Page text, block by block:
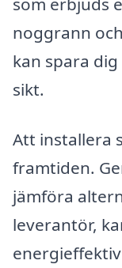
noggrann
kan spara
sikt.
Att installera
framtiden.
jämföra
leverantör,